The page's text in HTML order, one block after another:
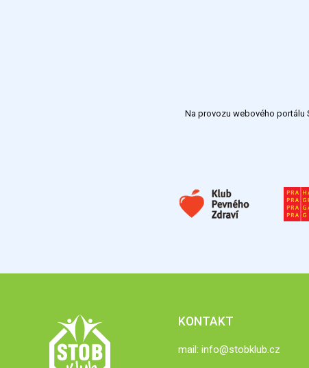
Na provozu webového portálu
KONTAKT
mail: info@stobklub.cz